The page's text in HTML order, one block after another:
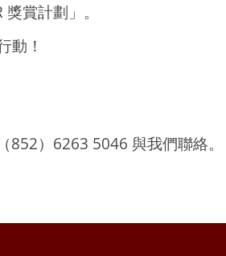
賞計劃」。
動！
）6263 5046 與我們聯絡。